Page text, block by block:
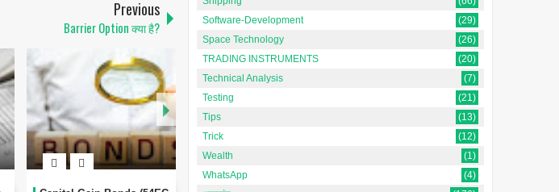
Previous
Barrier Option क्या है?
Software-Development
(29)
Space Technology
(26)
TRADING INSTRUMENTS
(20)
Technical Analysis
(7)
Testing
(21)
Tips
(13)
Trick
(12)
Wealth
(1)
WhatsApp
(4)